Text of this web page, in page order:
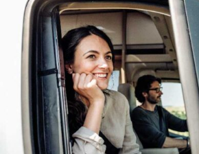
Service
Mieten
Zubehör
Lagerfahrzeuge